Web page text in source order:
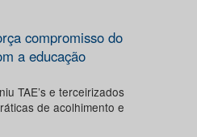
compromisso do
a educação
TAE’s e terceirizados
de acolhimento e